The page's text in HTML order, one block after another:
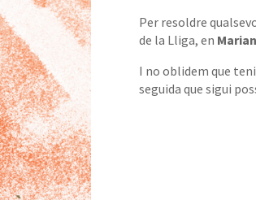
Per resoldre
de la Lliga, en
I no oblidem que
seguida que sigui